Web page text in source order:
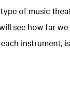
of music
see how far
instrument, is